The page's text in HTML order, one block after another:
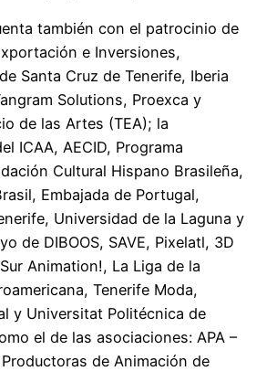
también con el patrocinio de
e Inversiones,
Santa Cruz de Tenerife, Iberia
Solutions, Proexca y
de las Artes (TEA); la
ICAA, AECID, Programa
Cultural Hispano Brasileña,
Embajada de Portugal,
Universidad de la Laguna y
de DIBOOS, SAVE, Pixelatl, 3D
Animation!, La Liga de la
Tenerife Moda,
y Universitat Politécnica de
el de las asociaciones: APA –
de Animación de